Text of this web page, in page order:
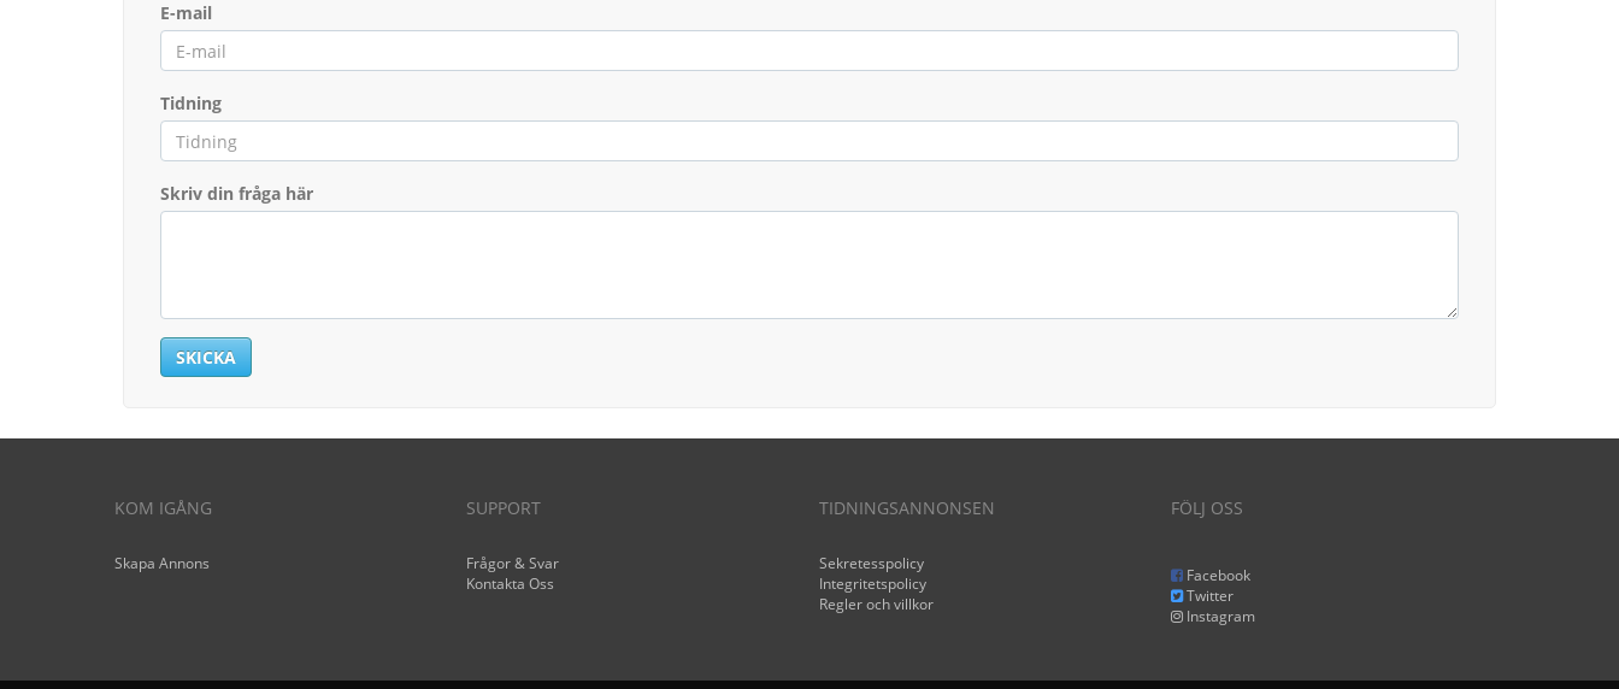
E-mail
Tidning
Skriv din fråga här
SKICKA
KOM IGÅNG
Skapa Annons
SUPPORT
Frågor & Svar
Kontakta Oss
TIDNINGSANNONSEN
Sekretesspolicy
Integritetspolicy
Regler och villkor
FÖLJ OSS
Facebook
Twitter
Instagram